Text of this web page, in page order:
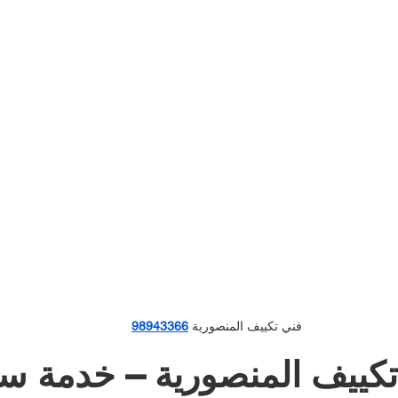
فني تكييف المنصورية 98943366
المنصورية – خدمة